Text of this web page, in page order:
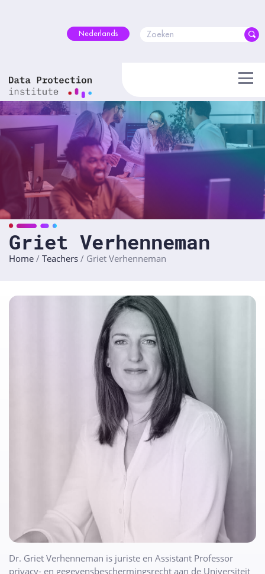
Nederlands
Griet Verhenneman
Home / Teachers / Griet Verhenneman
Dr. Griet Verhenneman is juriste en Assistant Professor
privacy- en gegevensbeschermingsrecht aan de Universiteit